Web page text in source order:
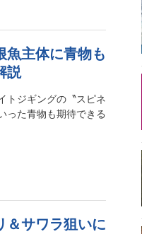
魚主体に青物も
説
トジギングの〝スピネ
た青物も期待できる
＆サワラ狙いに